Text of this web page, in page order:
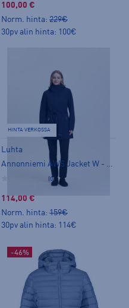
100,00 €
Norm. hinta: 229€
30pv alin hinta: 100€
HINTA VERKOSSA
Luhta
Annonniemi AWS Jacket W - kuoritakki
(0)
114,00 €
Norm. hinta: 159€
30pv alin hinta: 114€
-46%